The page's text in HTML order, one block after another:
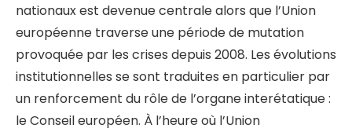
nationaux est devenue centrale alors que l’Union
européenne traverse une période de mutation
provoquée par les crises depuis 2008. Les évolutions
institutionnelles se sont traduites en particulier par
un renforcement du rôle de l’organe interétatique :
le Conseil européen. À l’heure où l’Union